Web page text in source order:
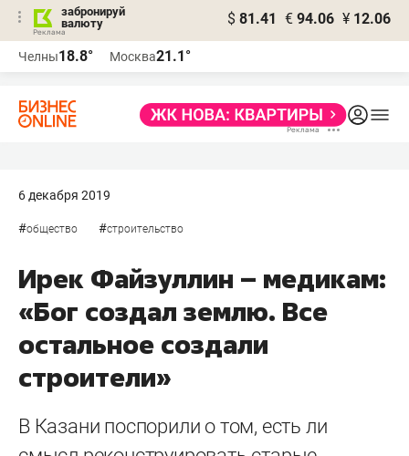
забронируй
валюту
$ 81.41 € 94.06 ¥ 12.06
Челны18.8° Москва21.1°
6 декабря 2019
#общество #строительство
Ирек Файзуллин – медикам:
«Бог создал землю. Все
остальное создали
строители»
В Казани поспорили о том, есть ли